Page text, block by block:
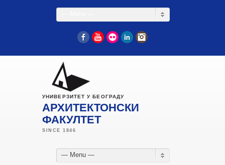
FacebookYouTube
Flickr LinkedIn
УНИВЕРЗИТЕТ У БЕОГРАДУ
АРХИТЕКТОНСКИ
ФАКУЛТЕТ
— Menu —